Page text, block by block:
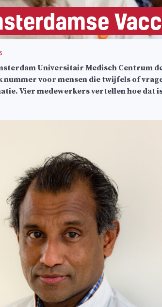
Universitair Medisch Centrum
voor mensen die twijfels of
Vier medewerkers vertellen hoe dat